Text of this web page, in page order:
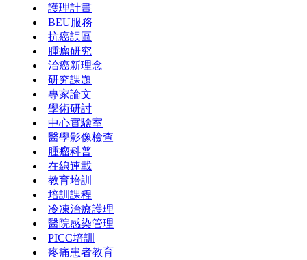
護理計畫
BEU服務
抗癌誤區
腫瘤研究
治癌新理念
研究課題
專家論文
學術研討
中心實驗室
醫學影像檢查
腫瘤科普
在線連載
教育培訓
培訓課程
冷凍治療護理
醫院感染管理
PICC培訓
疼痛患者教育